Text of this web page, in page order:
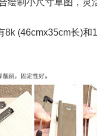
绘制小尺寸草图，
8k (46cmx35cm长)和